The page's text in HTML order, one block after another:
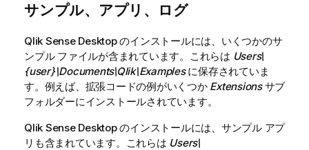
サンプル、アプリ、ログ
Qlik Sense Desktopのインストールには、いくつかのサ
ンプル ファイルが含まれています。これらは Users\
{user}\Documents\Qlik\Examplesに保存されていま
す。例えば、拡張コードの例がいくつか Extensionsサブ
フォルダーにインストールされています。
Qlik Sense Desktopのインストールには、サンプル アプ
リも含まれています。これらは Users\